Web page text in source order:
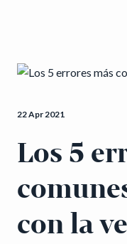
22 Apr 2021
Los 5
con la